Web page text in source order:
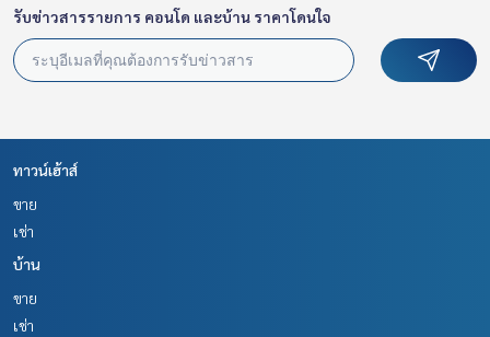
รับข่าวสารรายการ คอนโด และบ้าน ราคาโดนใจ
ทาวน์เฮ้าส์
ขาย
เช่า
บ้าน
ขาย
เช่า